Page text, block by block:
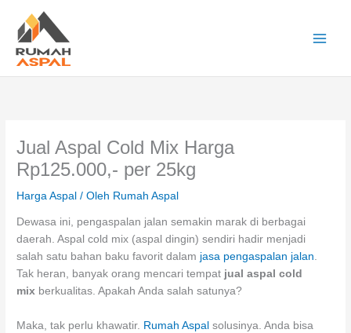
konten
Jual Aspal Cold Mix Harga
Rp125.000,- per 25kg
Harga Aspal / Oleh Rumah Aspal
Dewasa ini, pengaspalan jalan semakin marak di berbagai
daerah. Aspal cold mix (aspal dingin) sendiri hadir menjadi
salah satu bahan baku favorit dalam jasa pengaspalan jalan.
Tak heran, banyak orang mencari tempat jual aspal cold
mix berkualitas. Apakah Anda salah satunya?
Maka, tak perlu khawatir. Rumah Aspal solusinya. Anda bisa